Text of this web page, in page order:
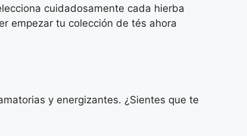
cuidadosamente cada hierba
empezar tu colección de tés ahora
y energizantes. ¿Sientes que te